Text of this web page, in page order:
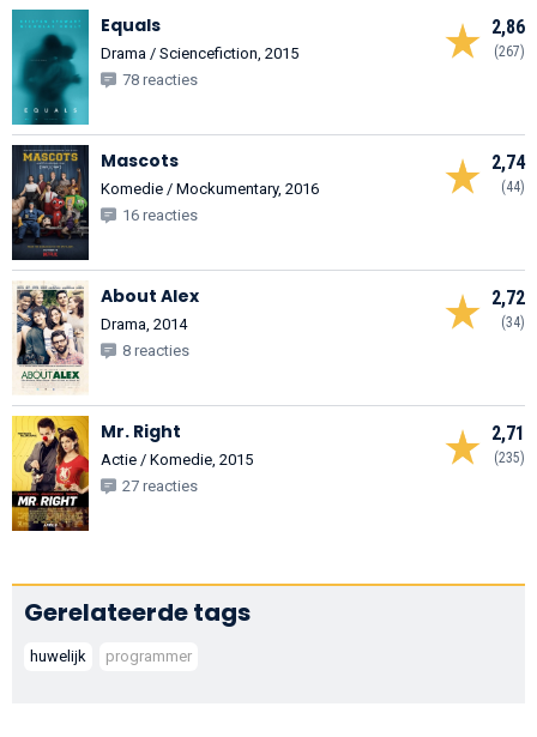
2,86
(267)
Equals
Drama / Sciencefiction, 2015
78 reacties
2,74
(44)
Mascots
Komedie / Mockumentary, 2016
16 reacties
2,72
(34)
About Alex
Drama, 2014
8 reacties
2,71
(235)
Mr. Right
Actie / Komedie, 2015
27 reacties
Gerelateerde tags
huwelijk programmer